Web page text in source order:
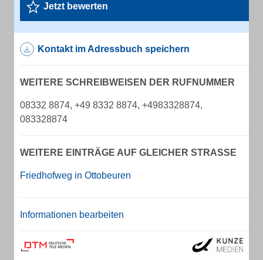
Jetzt bewerten
Kontakt im Adressbuch speichern
WEITERE SCHREIBWEISEN DER RUFNUMMER
08332 8874, +49 8332 8874, +4983328874,
083328874
WEITERE EINTRÄGE AUF GLEICHER STRASSE
Friedhofweg in Ottobeuren
Informationen bearbeiten